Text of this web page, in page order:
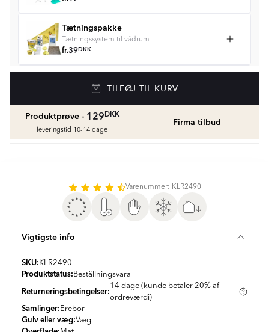
Tætningspakke
Tætningssystem til vådrum
fr.39DKK
Se farver og beregn den rette mængde
fr.75 DKK
Fliseliste
Beregn og køb
38DKK
TILFØJ TIL KURV
Produktprøve - 129DKK
leveringstid 10-14 dage
Firma tilbud
Varenummer: KLR2490
Vigtigste info
SKU: KLR2490
Produktstatus: Beställningsvara
Returneringsbetingelser:14 dage (kunde betaler 20% af
ordreværdi)
Samlinger: Erebor
Gulv eller væg:Væg